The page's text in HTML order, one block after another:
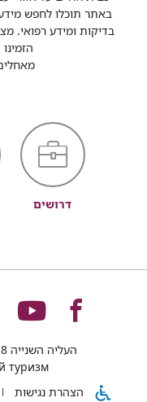
באתר תוכלו לחפש
בדיקות ומידע
דרושים
שלשל
העליה השנייה 8, חיפה
туризм
הצהרת נגישות